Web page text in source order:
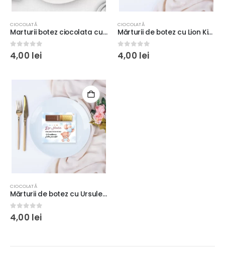
CIOCOLATĂ
Marturii botez ciocolata cu Boss Baby, 10x9cm, ciocolată inclusă
0out of 5
4,00 lei
CIOCOLATĂ
Mărturii de botez cu Lion King, baton de ciocolată Merci, 10x9cm
0out of 5
4,00 lei
CIOCOLATĂ
Mărturii de botez cu Ursuleţ şi baloane, baton de ciocolată Merci, 10x9cm, fundal albastru #10
0out of 5
4,00 lei